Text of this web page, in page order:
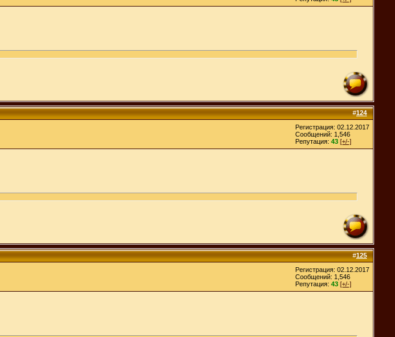
#124
Регистрация: 02.12.2017
Сообщений: 1,546
Репутация: 43 [+/-]
#125
Регистрация: 02.12.2017
Сообщений: 1,546
Репутация: 43 [+/-]